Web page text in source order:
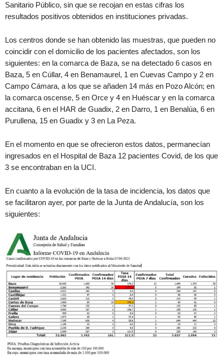
Sanitario Público, sin que se recojan en estas cifras los
resultados positivos obtenidos en instituciones privadas.
Los centros donde se han obtenido las muestras, que pueden no
coincidir con el domicilio de los pacientes afectados, son los
siguientes: en la comarca de Baza, se na detectado 6 casos en
Baza, 5 en Cúllar, 4 en Benamaurel, 1 en Cuevas Campo y 2 en
Campo Cámara, a los que se añaden 14 más en Pozo Alcón; en
la comarca oscense, 5 en Orce y 4 en Huéscar y en la comarca
accitana, 6 en el HAR de Guadix, 2 en Darro, 1 en Benalúa, 6 en
Purullena, 15 en Guadix y 3 en La Peza.
En el momento en que se ofrecieron estos datos, permanecían
ingresados en el Hospital de Baza 12 pacientes Covid, de los que
3 se encontraban en la UCI.
En cuanto a la evolución de la tasa de incidencia, los datos que
se facilitaron ayer, por parte de la Junta de Andalucía, son los
siguientes: